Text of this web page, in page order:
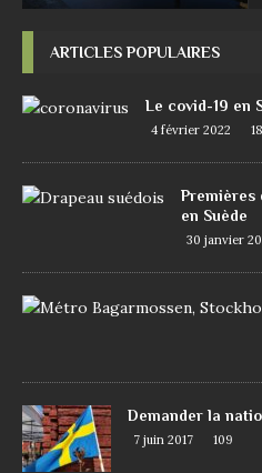
ARTICLES POPULAIRES
Le covid-19 en
4 février 2022
Premières
en Suède
30 janvier
Demander la
7 juin 2017 109